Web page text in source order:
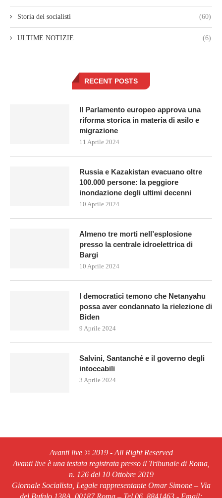
Storia dei socialisti (60)
ULTIME NOTIZIE (6)
RECENT POSTS
Il Parlamento europeo approva una
riforma storica in materia di asilo e
migrazione
11 Aprile 2024
Russia e Kazakistan evacuano oltre
100.000 persone: la peggiore
inondazione degli ultimi decenni
10 Aprile 2024
Almeno tre morti nell’esplosione
presso la centrale idroelettrica di
Bargi
10 Aprile 2024
I democratici temono che Netanyahu
possa aver condannato la rielezione di
Biden
9 Aprile 2024
Salvini, Santanché e il governo degli
intoccabili
3 Aprile 2024
Avanti live © 2019 - All Right Reserved
Avanti live è una testata registrata presso il Tribunale di Roma,
n. 126 del 10 Ottobre 2019
Giornale Socialista, Legale rappresentante Omar Simone – Via